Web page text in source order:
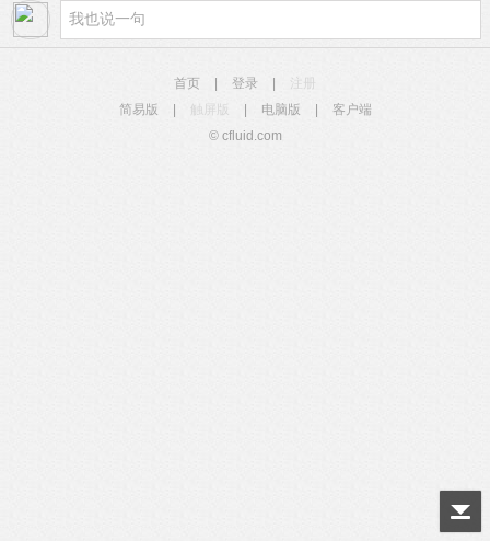
首页 登录
注册
简易版
触屏版 电脑版
客户端
© cfluid.com